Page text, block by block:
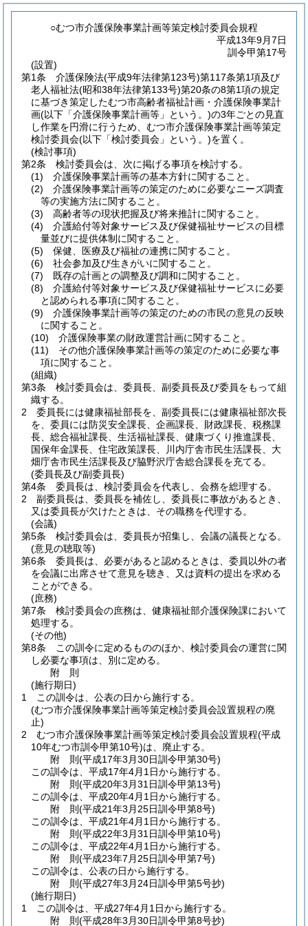
○むつ市介護保険事業計画等策定検討委員会規程
平成13年9月7日
訓令甲第17号
(設置)
第1条
介護保険法(平成9年法律第123号)第117条第1項及び
老人福祉法(昭和38年法律第133号)第20条の8第1項の規定
に基づき策定したむつ市高齢者福祉計画・介護保険事業計
画(以下「介護保険事業計画等」という。)の3年ごとの見直
し作業を円滑に行うため、むつ市介護保険事業計画等策定
検討委員会(以下「検討委員会」という。)を置く。
(検討事項)
第2条
検討委員会は、次に掲げる事項を検討する。
(1)
介護保険事業計画等の基本方針に関すること。
(2)
介護保険事業計画等の策定のために必要なニーズ調査
等の実施方法に関すること。
(3)
高齢者等の現状把握及び将来推計に関すること。
(4)
介護給付等対象サービス及び保健福祉サービスの目標
量並びに提供体制に関すること。
(5)
保健、医療及び福祉の連携に関すること。
(6)
社会参加及び生きがいに関すること。
(7)
既存の計画との調整及び調和に関すること。
(8)
介護給付等対象サービス及び保健福祉サービスに必要
と認められる事項に関すること。
(9)
介護保険事業計画等の策定のための市民の意見の反映
に関すること。
(10)
介護保険事業の財政運営計画に関すること。
(11)
その他介護保険事業計画等の策定のために必要な事
項に関すること。
(組織)
第3条
検討委員会は、委員長、副委員長及び委員をもって組
織する。
2
委員長には健康福祉部長を、副委員長には健康福祉部次長
を、委員には防災安全課長、企画課長、財政課長、税務課
長、総合福祉課長、生活福祉課長、健康づくり推進課長、
国保年金課長、住宅政策課長、川内庁舎市民生活課長、大
畑庁舎市民生活課長及び脇野沢庁舎総合課長を充てる。
(委員長及び副委員長)
第4条
委員長は、検討委員会を代表し、会務を総理する。
2
副委員長は、委員長を補佐し、委員長に事故があるとき、
又は委員長が欠けたときは、その職務を代理する。
(会議)
第5条
検討委員会は、委員長が招集し、会議の議長となる。
(意見の聴取等)
第6条
委員長は、必要があると認めるときは、委員以外の者
を会議に出席させて意見を聴き、又は資料の提出を求める
ことができる。
(庶務)
第7条
検討委員会の庶務は、健康福祉部介護保険課において
処理する。
(その他)
第8条
この訓令に定めるもののほか、検討委員会の運営に関
し必要な事項は、別に定める。
附 則
(施行期日)
1
この訓令は、公表の日から施行する。
(むつ市介護保険事業計画等策定検討委員会設置規程の廃
止)
2
むつ市介護保険事業計画等策定検討委員会設置規程(平成
10年むつ市訓令甲第10号)は、廃止する。
附 則(平成17年3月30日訓令甲第30号)
この訓令は、平成17年4月1日から施行する。
附 則(平成20年3月31日訓令甲第13号)
この訓令は、平成20年4月1日から施行する。
附 則(平成21年3月25日訓令甲第8号)
この訓令は、平成21年4月1日から施行する。
附 則(平成22年3月31日訓令甲第10号)
この訓令は、平成22年4月1日から施行する。
附 則(平成23年7月25日訓令甲第7号)
この訓令は、公表の日から施行する。
附 則(平成27年3月24日訓令甲第5号抄)
(施行期日)
1
この訓令は、平成27年4月1日から施行する。
附 則(平成28年3月30日訓令甲第8号抄)